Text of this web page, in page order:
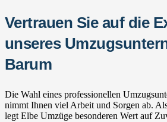
Vertrauen Sie auf die
unseres
Barum
Die Wahl eines professionellen
nimmt Ihnen viel Arbeit und Sorgen ab.
legt Elbe Umzüge besonderen Wert auf